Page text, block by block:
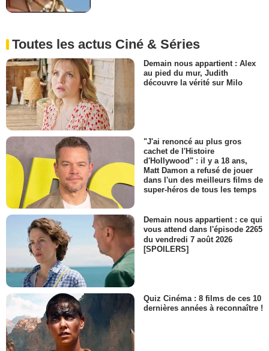
Toutes les actus Ciné & Séries
Demain nous appartient : Alex
au pied du mur, Judith
découvre la vérité sur Milo
"J'ai renoncé au plus gros
cachet de l'Histoire
d'Hollywood" : il y a 18 ans,
Matt Damon a refusé de jouer
dans l'un des meilleurs films de
super-héros de tous les temps
Demain nous appartient : ce qui
vous attend dans l'épisode 2265
du vendredi 7 août 2026
[SPOILERS]
Quiz Cinéma : 8 films de ces 10
dernières années à reconnaître !